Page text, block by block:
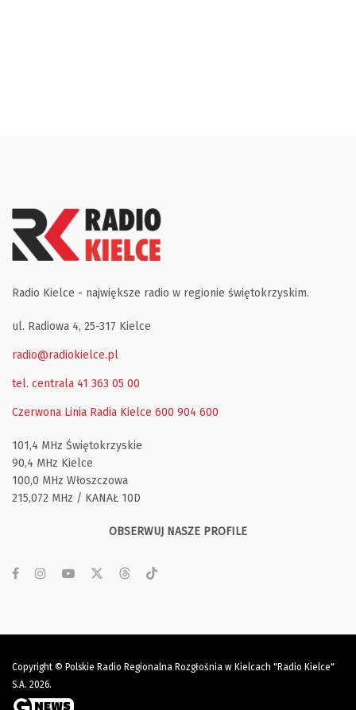
Radio Kielce - największe radio w regionie świętokrzyskim.
ul. Radiowa 4, 25-317 Kielce
radio@radiokielce.pl
tel. centrala 41 363 05 00
Czerwona Linia Radia Kielce 600 904 600
101,4 MHz Świętokrzyskie
90,4 MHz Kielce
100,0 MHz Włoszczowa
215,072 MHz / KANAŁ 10D
OBSERWUJ NASZE PROFILE
Copyright © Polskie Radio Regionalna Rozgłośnia w Kielcach "Radio Kielce"
S.A. 2026.